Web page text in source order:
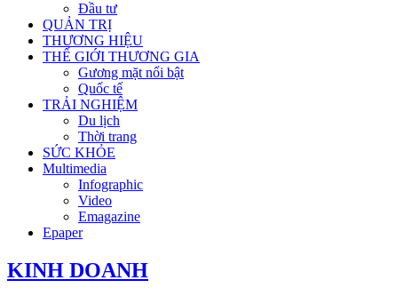
Đầu tư
QUẢN TRỊ
THƯƠNG HIỆU
THẾ GIỚI THƯƠNG GIA
Gương mặt nổi bật
Quốc tế
TRẢI NGHIỆM
Du lịch
Thời trang
SỨC KHỎE
Multimedia
Infographic
Video
Emagazine
Epaper
KINH DOANH